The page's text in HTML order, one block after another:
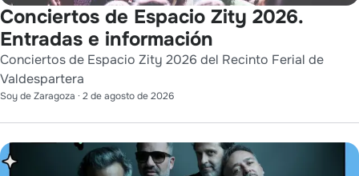
Conciertos de Espacio Zity 2026.
Entradas e información
Conciertos de Espacio Zity 2026 del Recinto Ferial de
Valdespartera
Soy de Zaragoza · 2 de agosto de 2026